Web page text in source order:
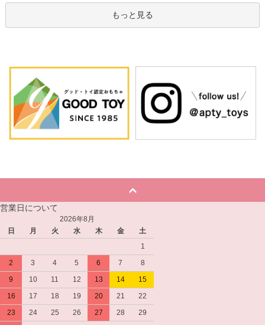
もっと見る
営業日について
2026年8月
日
月 火 水 木 金
土
1
2
3 4 5 6 7
8
9
10 11 12 13 14
15
16
17 18 19 20 21
22
23
24 25 26 27 28
29